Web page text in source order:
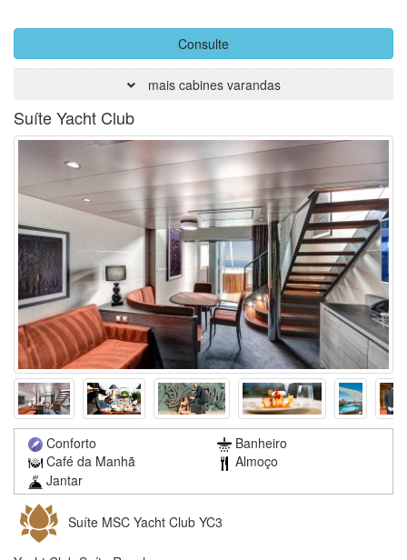
Consulte
mais cabines varandas
Suíte Yacht Club
Conforto
Banheiro
Café da Manhã
Almoço
Jantar
Suíte MSC Yacht Club YC3